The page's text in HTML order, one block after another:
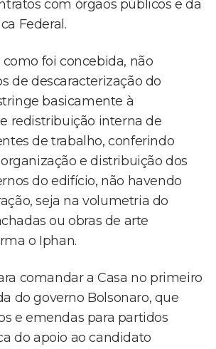
com órgãos públicos e da
Federal.
como foi concebida, não
de descaracterização do
basicamente à
redistribuição interna de
de trabalho, conferindo
e distribuição dos
do edifício, não havendo
seja na volumetria do
ou obras de arte
o Iphan.
comandar a Casa no primeiro
do governo Bolsonaro, que
e emendas para partidos
do apoio ao candidato